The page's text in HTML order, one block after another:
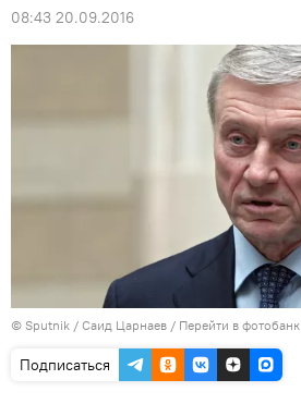
08:43 20.09.2016
© Sputnik / Саид Царнаев / Перейти в фотобанк
Подписаться